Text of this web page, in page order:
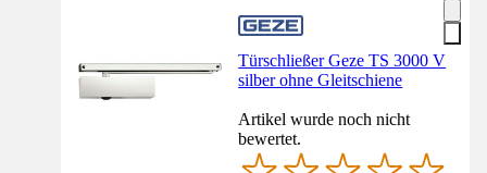
Türschließer Geze TS 3000 V
silber ohne Gleitschiene
Artikel wurde noch nicht
bewertet.